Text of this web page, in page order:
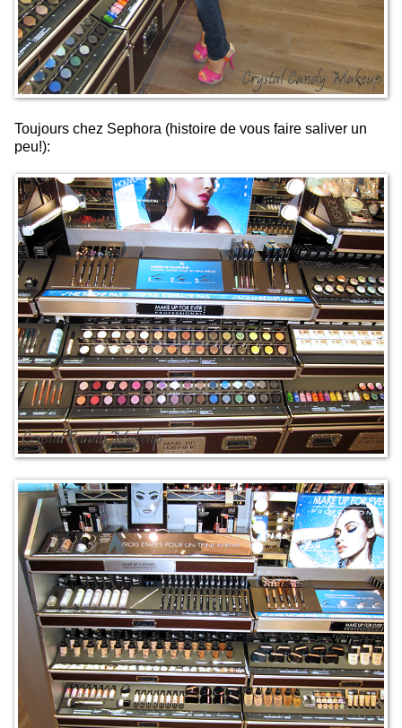
Toujours chez Sephora (histoire de vous faire saliver un
peu!):